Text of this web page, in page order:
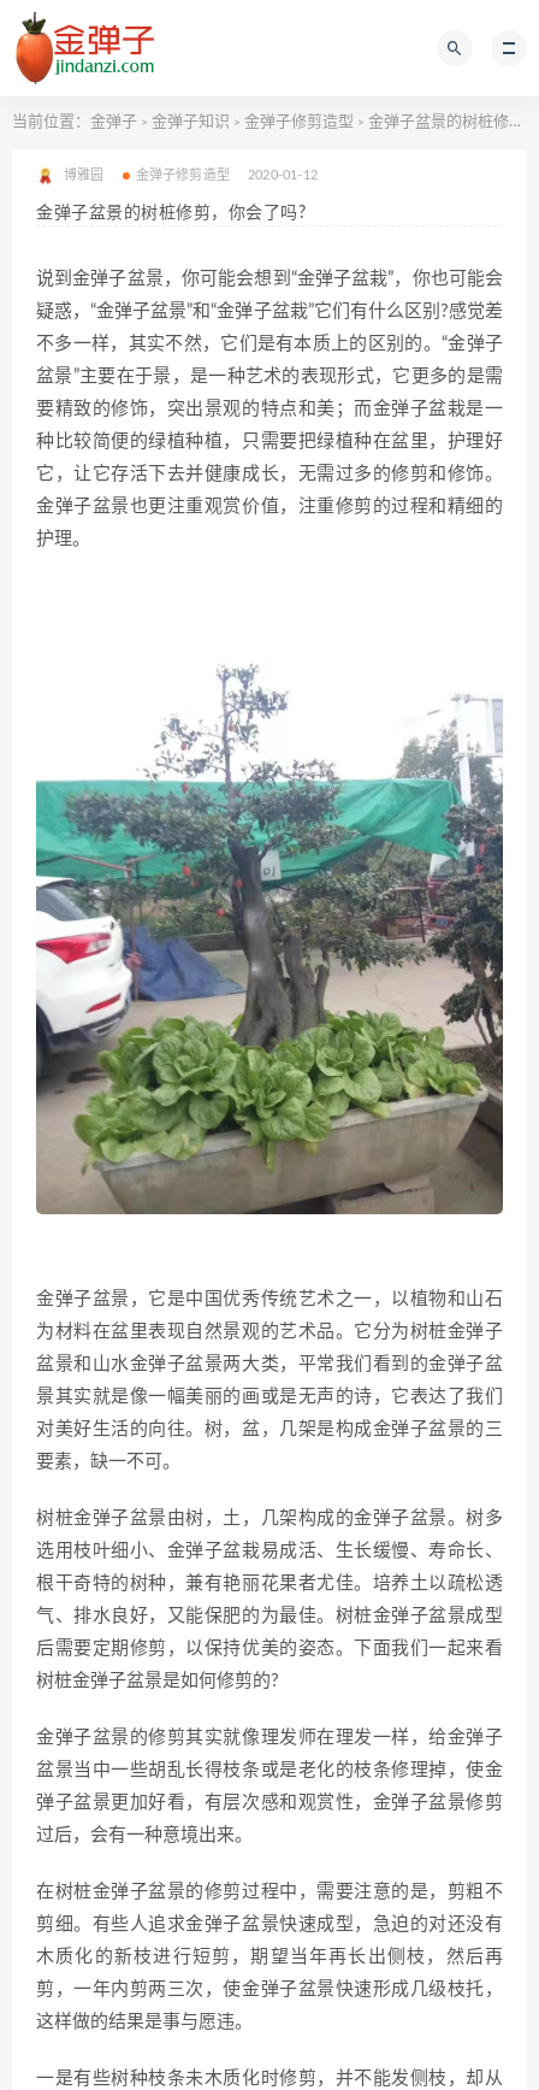
当前位置： 金弹子 > 金弹子知识 > 金弹子修剪造型 > 金弹子盆景的树桩修剪，你会了吗?
博雅园 金弹子修剪造型 2020-01-12
金弹子盆景的树桩修剪，你会了吗?
说到金弹子盆景，你可能会想到“金弹子盆栽”，你也可能会
疑惑，“金弹子盆景”和“金弹子盆栽”它们有什么区别?感觉差
不多一样，其实不然，它们是有本质上的区别的。“金弹子
盆景”主要在于景，是一种艺术的表现形式，它更多的是需
要精致的修饰，突出景观的特点和美；而金弹子盆栽是一
种比较简便的绿植种植，只需要把绿植种在盆里，护理好
它，让它存活下去并健康成长，无需过多的修剪和修饰。
金弹子盆景也更注重观赏价值，注重修剪的过程和精细的
护理。
金弹子盆景，它是中国优秀传统艺术之一，以植物和山石
为材料在盆里表现自然景观的艺术品。它分为树桩金弹子
盆景和山水金弹子盆景两大类，平常我们看到的金弹子盆
景其实就是像一幅美丽的画或是无声的诗，它表达了我们
对美好生活的向往。树，盆，几架是构成金弹子盆景的三
要素，缺一不可。
树桩金弹子盆景由树，土，几架构成的金弹子盆景。树多
选用枝叶细小、金弹子盆栽易成活、生长缓慢、寿命长、
根干奇特的树种，兼有艳丽花果者尤佳。培养土以疏松透
气、排水良好，又能保肥的为最佳。树桩金弹子盆景成型
后需要定期修剪，以保持优美的姿态。下面我们一起来看
树桩金弹子盆景是如何修剪的?
金弹子盆景的修剪其实就像理发师在理发一样，给金弹子
盆景当中一些胡乱长得枝条或是老化的枝条修理掉，使金
弹子盆景更加好看，有层次感和观赏性，金弹子盆景修剪
过后，会有一种意境出来。
在树桩金弹子盆景的修剪过程中，需要注意的是，剪粗不
剪细。有些人追求金弹子盆景快速成型，急迫的对还没有
木质化的新枝进行短剪，期望当年再长出侧枝，然后再
剪，一年内剪两三次，使金弹子盆景快速形成几级枝托，
这样做的结果是事与愿违。
一是有些树种枝条未木质化时修剪，并不能发侧枝，却从